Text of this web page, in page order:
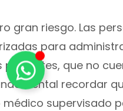
gran riesgo. Las
para
pacientes, que no
recordar
supervisado